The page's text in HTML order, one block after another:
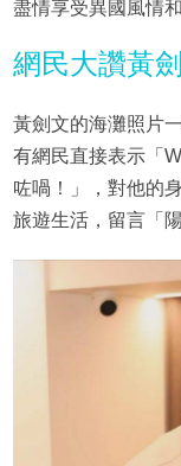
盡情享受異國風情
網民大讚黃
黃劍文的海灘照片
有網民直接表示「
咗喎！」，對他的
旅遊生活，留言「